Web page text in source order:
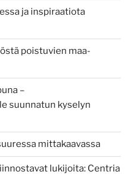
ja inspiraatiota
poistuvien maa-
–
suunnatun kyselyn
mittakaavassa
lukijoita: Centria